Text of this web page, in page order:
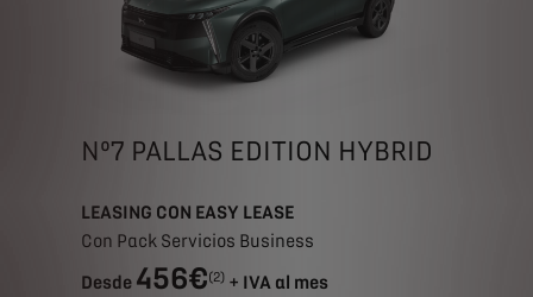
Nº7 PALLAS EDITION HYBRID
LEASING CON EASY LEASE
Con Pack Servicios Business
Desde 456€(2) + IVA al mes